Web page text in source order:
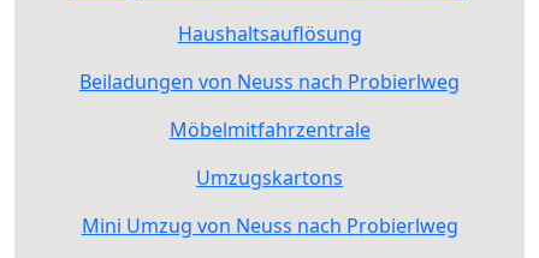
Haushaltsauflösung
Beiladungen von Neuss nach Probierlweg
Möbelmitfahrzentrale
Umzugskartons
Mini Umzug von Neuss nach Probierlweg